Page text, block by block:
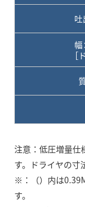
［
注意：低圧増量仕
す。ドライヤの寸
※：（）内は
す。